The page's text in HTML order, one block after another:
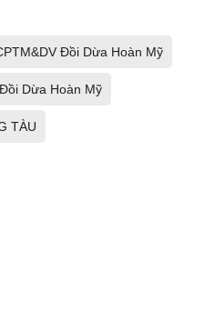
Đồi Dừa Hoàn Mỹ
Đồi Dừa Hoàn Mỹ
TÀU